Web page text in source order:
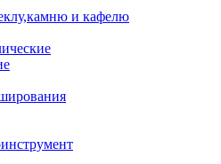
и кафелю